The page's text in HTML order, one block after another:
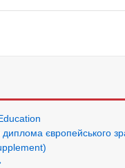
європейського